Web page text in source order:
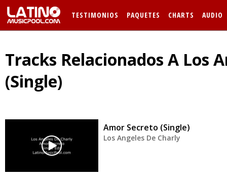
TESTIMONIOS PAQUETES CHARTS AUDIO
Tracks Relacionados A Los
(Single)
Amor Secreto (Single)
Los Angeles De Charly